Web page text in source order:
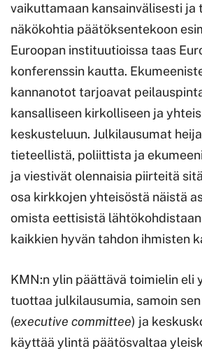
vaikuttamaan kansainvälisesti ja
näkökohtia päätöksentekoon
Euroopan instituutioissa taas
konferenssin kautta.
kannanotot tarjoavat
kansalliseen kirkolliseen ja
keskusteluun. Julkilausumat
tieteellistä, poliittista ja
ja viestivät olennaisia piirteitä
osa kirkkojen yhteisöstä näistä
omista eettisistä
kaikkien hyvän tahdon ihmisten
KMN:n ylin päättävä toimielin eli
tuottaa julkilausumia, samoin
(executive committee) ja
käyttää ylintä päätösvaltaa